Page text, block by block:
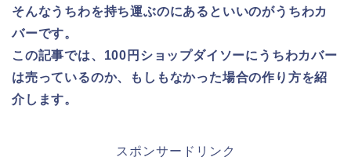
そんなうちわを持ち運ぶのにあるといいのがうちわカ
バーです。
この記事では、100円ショップダイソーにうちわカバー
は売っているのか、もしもなかった場合の作り方を紹
介します。
スポンサードリンク